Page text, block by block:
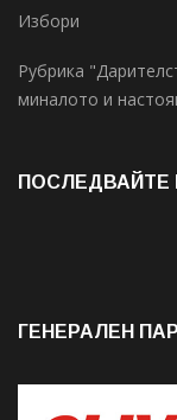
Избори
Рубрика
миналото и
ПОСЛЕДВАЙТЕ
ГЕНЕРАЛЕН